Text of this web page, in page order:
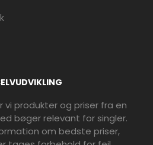
vi produkter og priser fra en
bøger relevant for singler.
om bedste priser,